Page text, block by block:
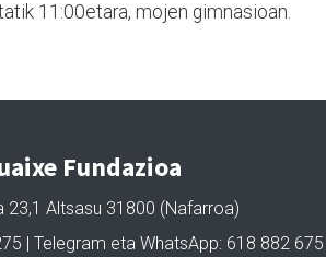
11:00etara, mojen gimnasioan.
Fundazioa
23,1 Altsasu 31800 (Nafarroa)
| Telegram eta WhatsApp: 618 882 675